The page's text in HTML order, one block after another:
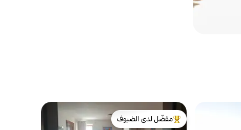
من أبرز البيوت المفضّلة لدى الضيوف
مفضّل لدى الضيوف